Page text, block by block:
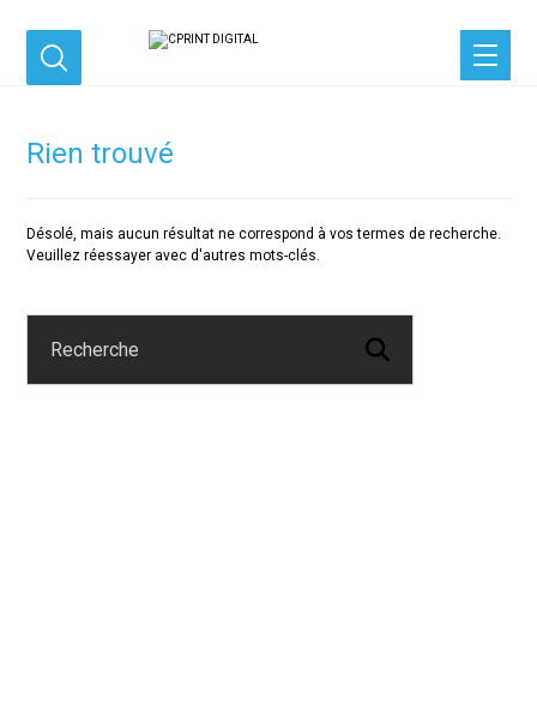
Rien trouvé
Désolé, mais aucun résultat ne correspond à vos termes de recherche.
Veuillez réessayer avec d'autres mots-clés.